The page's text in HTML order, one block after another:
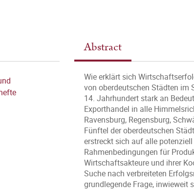
Abstract
Wie erklärt sich
von oberdeutschen Städten im
14. Jahrhundert stark an
Exporthandel in alle
Ravensburg, Regensburg,
Fünftel der oberdeutschen
erstreckt sich auf alle
Rahmenbedingungen für
Wirtschaftsakteure und ihrer
Suche nach verbreiteten
grundlegende Frage, inwieweit